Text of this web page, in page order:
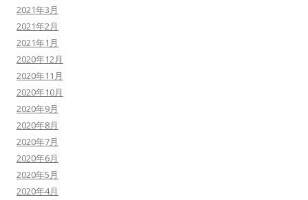
2021年3月
2021年2月
2021年1月
2020年12月
2020年11月
2020年10月
2020年9月
2020年8月
2020年7月
2020年6月
2020年5月
2020年4月